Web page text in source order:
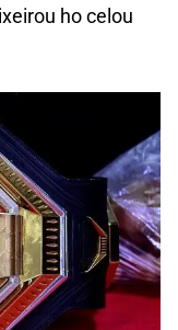
ho celou